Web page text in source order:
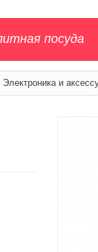
посуда
Электроника и